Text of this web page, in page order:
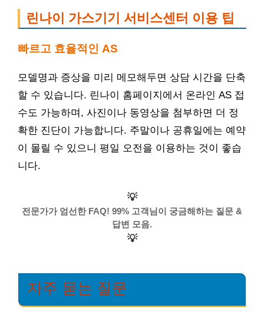
린나이 가스기기 서비스센터 이용 팁
빠르고 효율적인 AS
모델명과 증상을 미리 메모해두면 상담 시간을 단축
할 수 있습니다. 린나이 홈페이지에서 온라인 AS 접
수도 가능하며, 사진이나 동영상을 첨부하면 더 정
확한 진단이 가능합니다. 주말이나 공휴일에는 예약
이 몰릴 수 있으니 평일 오전을 이용하는 것이 좋습
니다.
💡
전문가가 엄선한 FAQ! 99% 고객님이 궁금해하는 질문 &
답변 모음.
💡
자주 묻는 질문